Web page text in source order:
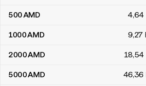
Tabella di conversione da dram armeni a sol
500AMD 4,64
1000AMD 9,27
2000AMD 18,54
5000AMD 46,36